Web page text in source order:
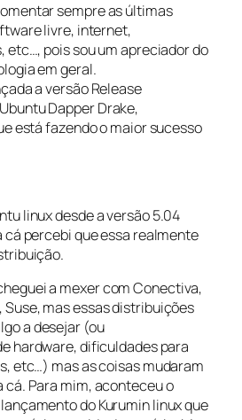
sempre as últimas
livre, internet,
etc…, pois sou um apreciador do
em geral.
a versão Release
Dapper Drake,
está fazendo o maior sucesso
linux desde a versão 5.04
cá percebi que essa realmente
a mexer com Conectiva,
mas essas distribuições
a desejar (ou
hardware, dificuldades para
etc…) mas as coisas mudaram
cá. Para mim, aconteceu o
do Kurumin linux que